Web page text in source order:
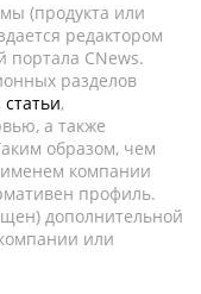
(продукта или
редактором
портала CNews.
разделов
статьи,
а также
образом, чем
компании
профиль.
дополнительной
или